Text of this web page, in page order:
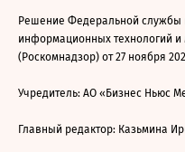
Решение Федеральной службы
информационных технологий
(Роскомнадзор) от 27 ноября
Учредитель: АО «Бизнес Ньюс
Главный редактор: Казьмина